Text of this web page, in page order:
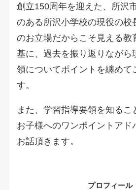
創立150周年を迎えた、所沢
のある所沢小学校の現役の校
のお立場だからこそ見える教
基に、過去を振り返りながら
領についてポイントを纏めて
す。
また、学習指導要領を知るこ
お子様へのワンポイントアド
お話頂きます。
プロフィール